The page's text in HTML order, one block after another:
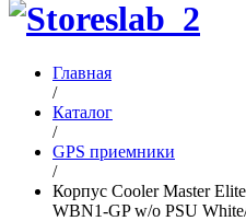
Главная
/
Каталог
/
GPS приемники
/
Корпус Cooler Master
WBN1-GP w/o PSU